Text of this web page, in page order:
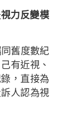
力反變模
舊度數紀
有近視、
，直接為
人認為視